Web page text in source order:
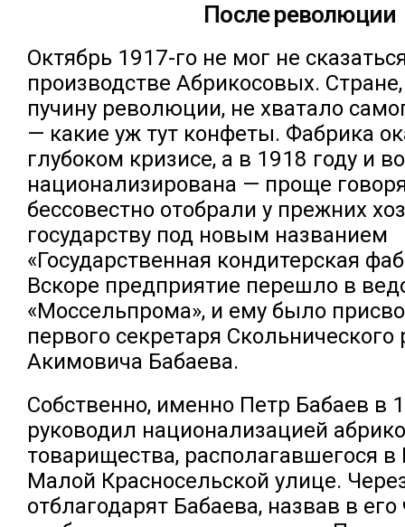
После революции
Октябрь 1917-го не мог не
производстве Абрикосовых.
пучину революции, не хватало
— какие уж тут конфеты. Фабрика
глубоком кризисе, а в 1918 году и
национализирована — проще
бессовестно отобрали у прежних
государству под новым названием
«Государственная кондитерская
Вскоре предприятие перешло в
«Моссельпрома», и ему было
первого секретаря
Акимовича Бабаева.
Собственно, именно Петр Бабаев в
руководил национализацией
товарищества, располагавшегося
Малой Красносельской улице.
отблагодарят Бабаева, назвав в его